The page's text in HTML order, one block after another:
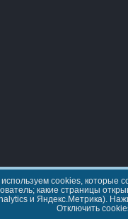
cookies,
какие страницы
и
Отключить